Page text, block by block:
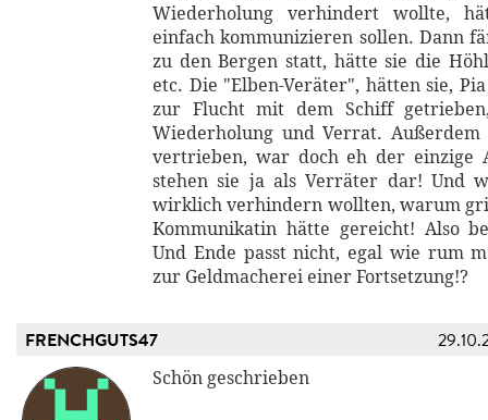
Wiederholung verhindert wollte,
einfach kommunizieren sollen. Dann
zu den Bergen statt, hätte sie die
etc. Die "Elben-Veräter", hätten sie,
zur Flucht mit dem Schiff
Wiederholung und Verrat.
vertrieben, war doch eh der einzige
stehen sie ja als Verräter dar! Und
wirklich verhindern wollten, warum
Kommunikatin hätte gereicht! Also
Und Ende passt nicht, egal wie rum
zur Geldmacherei einer Fortsetzung!?
FRENCHGUTS47
Schön geschrieben